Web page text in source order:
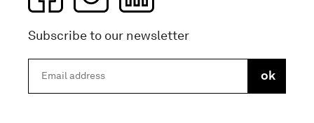
Subscribe to our newsletter